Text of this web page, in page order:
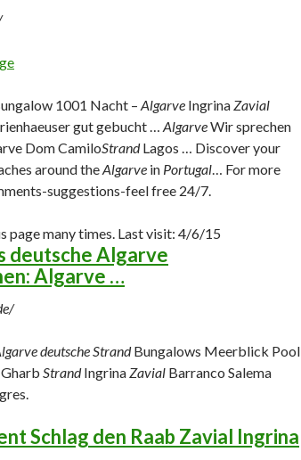
1001 Nacht – Algarve IngrinaZavial
gut gebucht … AlgarveWir sprechen
Dom CamiloStrandLagos … Discover your
around theAlgarve in Portugal… For more
suggestions-feel free 24/7.
page many times. Last visit: 4/6/15
deutsche Algarve
Algarve …
deutsche StrandBungalows Meerblick Pool
StrandIngrinaZavial Barranco Salema
Schlag den Raab Zavial Ingrina